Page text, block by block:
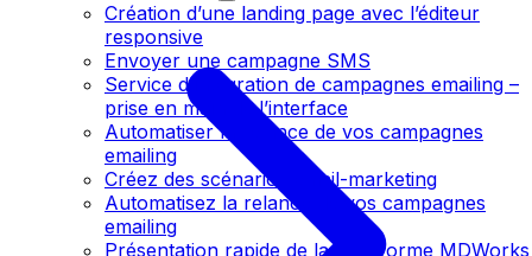
Création d’une landing page avec l’éditeur
responsive
Envoyer une campagne SMS
Service d’intégration de campagnes emailing –
prise en main de l’interface
Automatiser la relance de vos campagnes
emailing
Créez des scénarios email-marketing
Automatisez la relance de vos campagnes
emailing
Présentation rapide de la plateforme MDWorks